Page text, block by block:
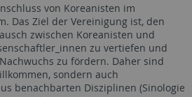
von Koreanisten im
Das Ziel der Vereinigung ist, den
zwischen Koreanisten und
zu vertiefen und
zu fördern. Daher sind
sondern auch
benachbarten Disziplinen (Sinologie